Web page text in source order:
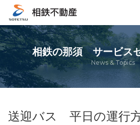
相鉄の那須 サービス
News & Topics
送迎バス 平日の運行